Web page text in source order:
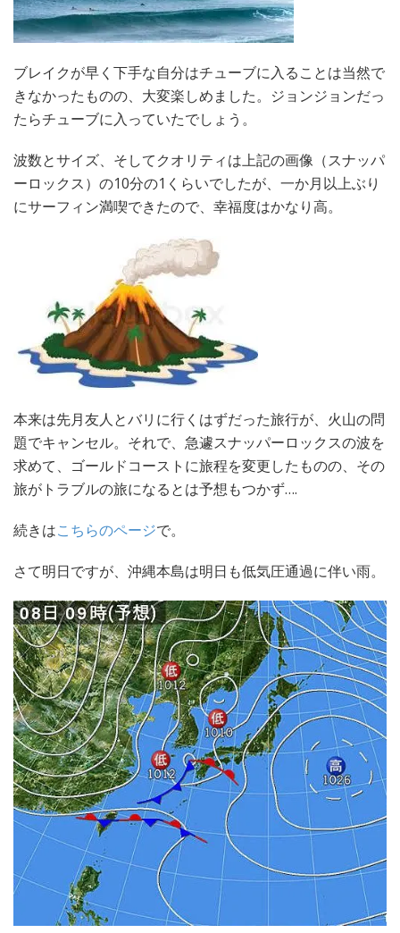
ブレイクが早く下手な自分はチューブに入ることは当然で
きなかったものの、大変楽しめました。ジョンジョンだっ
たらチューブに入っていたでしょう。
波数とサイズ、そしてクオリティは上記の画像（スナッパ
ーロックス）の10分の1くらいでしたが、一か月以上ぶり
にサーフィン満喫できたので、幸福度はかなり高。
本来は先月友人とバリに行くはずだった旅行が、火山の問
題でキャンセル。それで、急遽スナッパーロックスの波を
求めて、ゴールドコーストに旅程を変更したものの、その
旅がトラブルの旅になるとは予想もつかず….
続きはこちらのページで。
さて明日ですが、沖縄本島は明日も低気圧通過に伴い雨。